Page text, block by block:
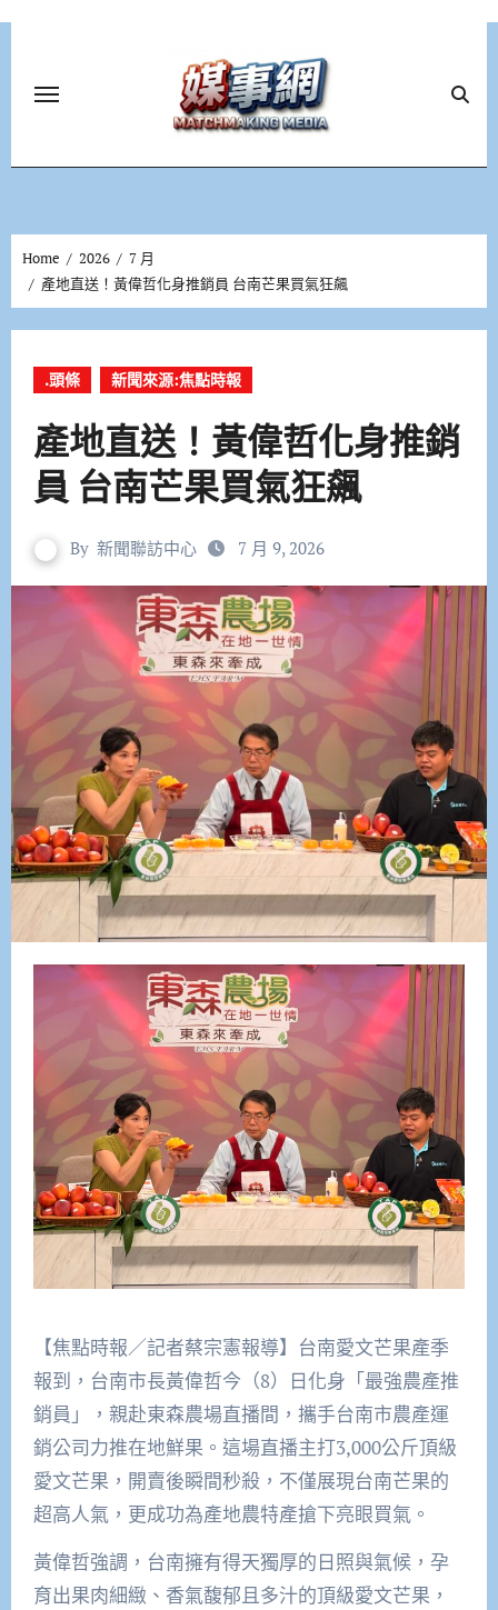
Home 2026
7 月
產地直送！黃偉哲化身推銷員 台南芒果買氣狂飆
.頭條 新聞來源:焦點時報
產地直送！黃偉哲化身推銷
員 台南芒果買氣狂飆
By 新聞聯訪中心 7 月 9, 2026
【焦點時報／記者蔡宗憲報導】台南愛文芒果產季
報到，台南市長黃偉哲今（8）日化身「最強農產推
銷員」，親赴東森農場直播間，攜手台南市農產運
銷公司力推在地鮮果。這場直播主打3,000公斤頂級
愛文芒果，開賣後瞬間秒殺，不僅展現台南芒果的
超高人氣，更成功為產地農特產搶下亮眼買氣。
黃偉哲強調，台南擁有得天獨厚的日照與氣候，孕
育出果肉細緻、香氣馥郁且多汁的頂級愛文芒果，